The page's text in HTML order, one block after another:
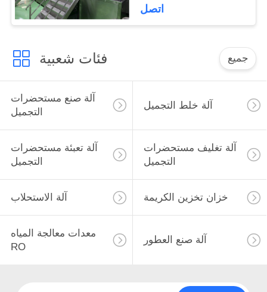
اتصل
فئات شعبية جميع
آلة صنع مستحضرات
التجميل
آلة خلط التجميل
آلة تعبئة مستحضرات
التجميل
آلة تغليف مستحضرات
التجميل
آلة الاستحلاب خزان تخزين الكريمة
معدات معالجة المياه
RO
آلة صنع العطور